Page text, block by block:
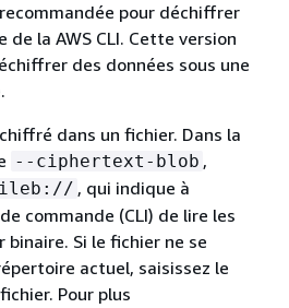
pour déchiffrer
de la AWS CLI. Cette version
des données sous une
dans un fichier. Dans la
--ciphertext-blob ,
, qui indique à
commande (CLI) de lire les
binaire. Si le fichier ne se
actuel, saisissez le
Pour plus